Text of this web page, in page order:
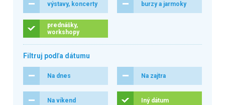
výstavy, koncerty burzy a jarmoky
prednášky,
workshopy
Filtruj podľa dátumu
Na dnes Na zajtra
Na víkend Iný dátum